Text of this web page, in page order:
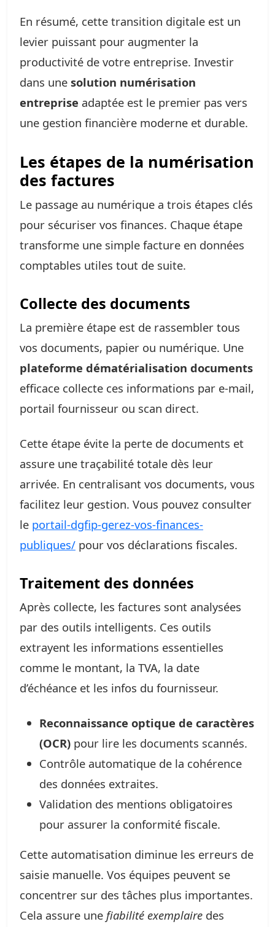
En résumé, cette transition digitale est un
levier puissant pour augmenter la
productivité de votre entreprise. Investir
dans une solution numérisation
entreprise adaptée est le premier pas vers
une gestion financière moderne et durable.
Les étapes de la numérisation
des factures
Le passage au numérique a trois étapes clés
pour sécuriser vos finances. Chaque étape
transforme une simple facture en données
comptables utiles tout de suite.
Collecte des documents
La première étape est de rassembler tous
vos documents, papier ou numérique. Une
plateforme dématérialisation documents
efficace collecte ces informations par e-mail,
portail fournisseur ou scan direct.
Cette étape évite la perte de documents et
assure une traçabilité totale dès leur
arrivée. En centralisant vos documents, vous
facilitez leur gestion. Vous pouvez consulter
le portail-dgfip-gerez-vos-finances-
publiques/ pour vos déclarations fiscales.
Traitement des données
Après collecte, les factures sont analysées
par des outils intelligents. Ces outils
extrayent les informations essentielles
comme le montant, la TVA, la date
d’échéance et les infos du fournisseur.
Reconnaissance optique de caractères
(OCR) pour lire les documents scannés.
Contrôle automatique de la cohérence
des données extraites.
Validation des mentions obligatoires
pour assurer la conformité fiscale.
Cette automatisation diminue les erreurs de
saisie manuelle. Vos équipes peuvent se
concentrer sur des tâches plus importantes.
Cela assure une fiabilité exemplaire des